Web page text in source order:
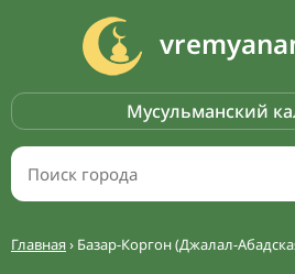
Мусульманский
Главная› Базар-Коргон (Джалал-